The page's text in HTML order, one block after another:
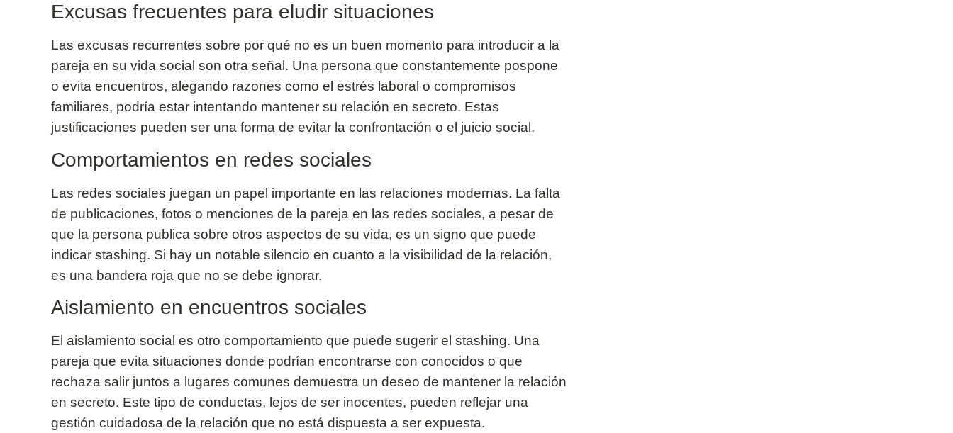
Excusas frecuentes para eludir situaciones
Las excusas recurrentes sobre por qué no es un buen momento para introducir a la
pareja en su vida social son otra señal. Una persona que constantemente pospone
o evita encuentros, alegando razones como el estrés laboral o compromisos
familiares, podría estar intentando mantener su relación en secreto. Estas
justificaciones pueden ser una forma de evitar la confrontación o el juicio social.
Comportamientos en redes sociales
Las redes sociales juegan un papel importante en las relaciones modernas. La falta
de publicaciones, fotos o menciones de la pareja en las redes sociales, a pesar de
que la persona publica sobre otros aspectos de su vida, es un signo que puede
indicar stashing. Si hay un notable silencio en cuanto a la visibilidad de la relación,
es una bandera roja que no se debe ignorar.
Aislamiento en encuentros sociales
El aislamiento social es otro comportamiento que puede sugerir el stashing. Una
pareja que evita situaciones donde podrían encontrarse con conocidos o que
rechaza salir juntos a lugares comunes demuestra un deseo de mantener la relación
en secreto. Este tipo de conductas, lejos de ser inocentes, pueden reflejar una
gestión cuidadosa de la relación que no está dispuesta a ser expuesta.